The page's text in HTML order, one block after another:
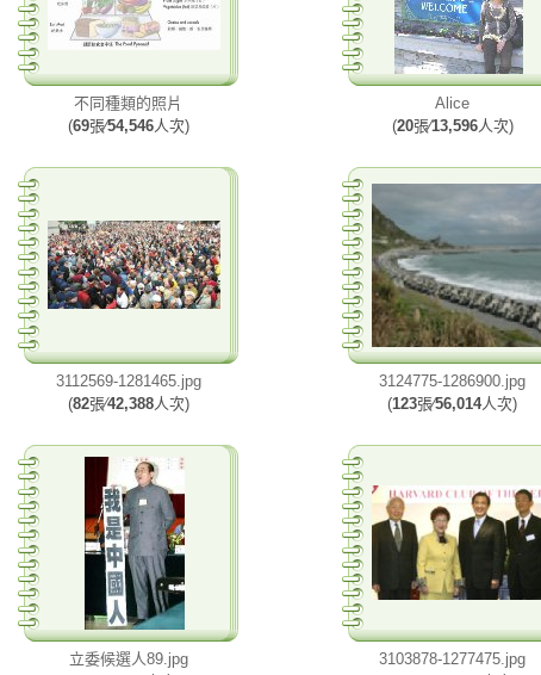
不同種類的照片
(69張∕54,546人次)
Alice
(20張∕13,596人次)
3112569-1281465.jpg
(82張∕42,388人次)
3124775-1286900.jpg
(123張∕56,014人次)
立委候選人89.jpg
3103878-1277475.jpg